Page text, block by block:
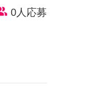
0人応募